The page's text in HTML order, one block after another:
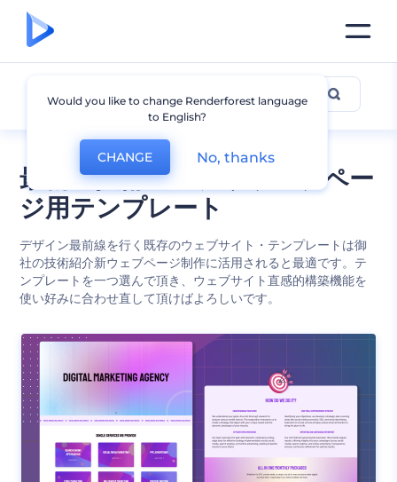
最新の技術・アプリウェブペー
ジ用テンプレート
デザイン最前線を行く既存のウェブサイト・テンプレートは御
社の技術紹介新ウェブページ制作に活用されると最適です。テ
ンプレートを一つ選んで頂き、ウェブサイト直感的構築機能を
使い好みに合わせ直して頂けばよろしいです。
テックとアプリ
Would you like to change Renderforest language
to English?
CHANGE No, thanks